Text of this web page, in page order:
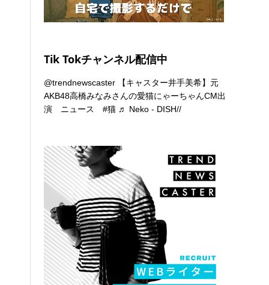
Tik Tokチャンネル配信中
@trendnewscaster 【キャスター井手美希】元
AKB48高橋みなみさんの愛猫にゃーちゃんCM出
演 ニュース#猫 ♬ Neko - DISH//